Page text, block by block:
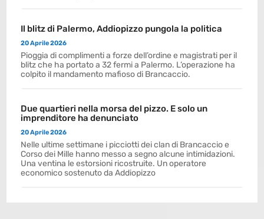
Il blitz di Palermo, Addiopizzo pungola la politica
20 Aprile 2026
Pioggia di complimenti a forze dell’ordine e magistrati per il
blitz che ha portato a 32 fermi a Palermo. L’operazione ha
colpito il mandamento mafioso di Brancaccio.
Due quartieri nella morsa del pizzo. E solo un
imprenditore ha denunciato
20 Aprile 2026
Nelle ultime settimane i picciotti dei clan di Brancaccio e
Corso dei Mille hanno messo a segno alcune intimidazioni.
Una ventina le estorsioni ricostruite. Un operatore
economico sostenuto da Addiopizzo